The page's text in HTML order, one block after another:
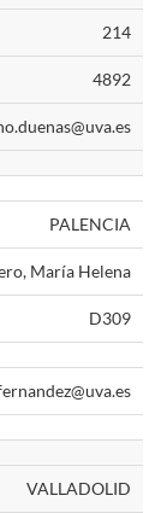
214
4892
PALENCIA
María Helena
D309
VALLADOLID